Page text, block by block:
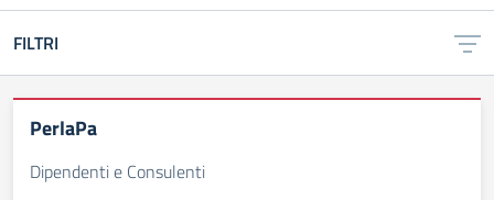
FILTRI
PerlaPa
Dipendenti e Consulenti